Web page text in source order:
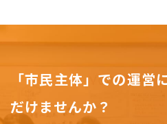
「市民主体」での運営
だけませんか？